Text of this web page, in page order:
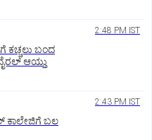
2:48 PM IST
ಕಚ್ಚಲು ಬಂದ
ಆಯ್ತು
2:43 PM IST
ಕಾಲೇಜಿಗೆ ಬಲ